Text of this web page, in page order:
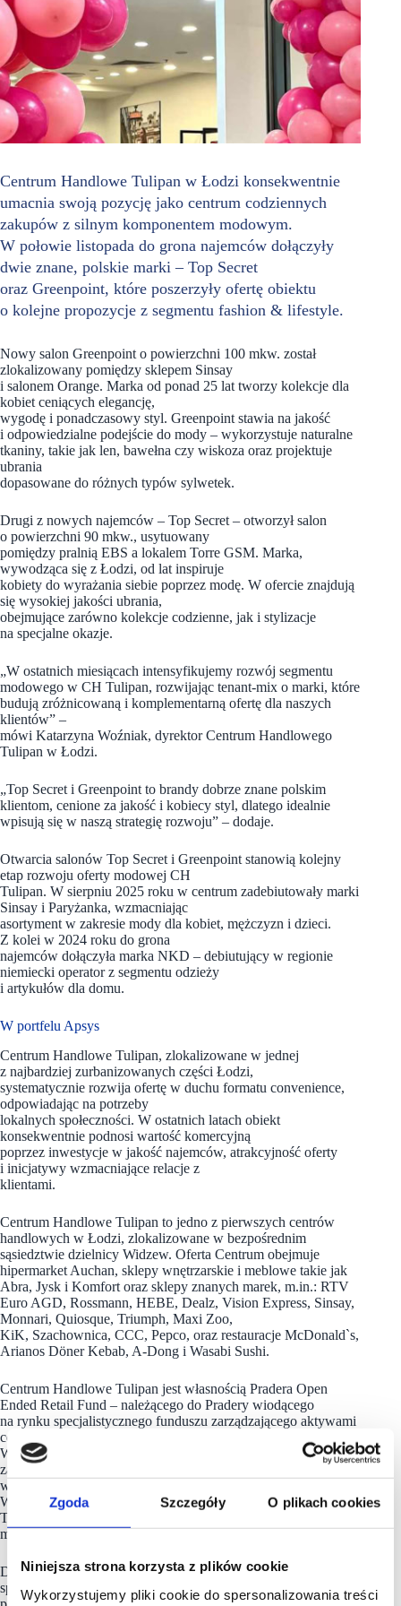
Zgoda Szczegóły O plikach cookies
Niniejsza strona korzysta z plików cookie
Wykorzystujemy pliki cookie do spersonalizowania treści
Centrum Handlowe Tulipan w Łodzi konsekwentnie
umacnia swoją pozycję jako centrum codziennych
zakupów z silnym komponentem modowym.
W połowie listopada do grona najemców dołączyły
dwie znane, polskie marki – Top Secret
oraz Greenpoint, które poszerzyły ofertę obiektu
o kolejne propozycje z segmentu fashion & lifestyle.
Nowy salon Greenpoint o powierzchni 100 mkw. został
zlokalizowany pomiędzy sklepem Sinsay
i salonem Orange. Marka od ponad 25 lat tworzy kolekcje dla
kobiet ceniących elegancję,
wygodę i ponadczasowy styl. Greenpoint stawia na jakość
i odpowiedzialne podejście do mody – wykorzystuje naturalne
tkaniny, takie jak len, bawełna czy wiskoza oraz projektuje
ubrania
dopasowane do różnych typów sylwetek.
Drugi z nowych najemców – Top Secret – otworzył salon
o powierzchni 90 mkw., usytuowany
pomiędzy pralnią EBS a lokalem Torre GSM. Marka,
wywodząca się z Łodzi, od lat inspiruje
kobiety do wyrażania siebie poprzez modę. W ofercie znajdują
się wysokiej jakości ubrania,
obejmujące zarówno kolekcje codzienne, jak i stylizacje
na specjalne okazje.
„W ostatnich miesiącach intensyfikujemy rozwój segmentu
modowego w CH Tulipan, rozwijając tenant-mix o marki, które
budują zróżnicowaną i komplementarną ofertę dla naszych
klientów” –
mówi Katarzyna Woźniak, dyrektor Centrum Handlowego
Tulipan w Łodzi.
„Top Secret i Greenpoint to brandy dobrze znane polskim
klientom, cenione za jakość i kobiecy styl, dlatego idealnie
wpisują się w naszą strategię rozwoju” – dodaje.
Otwarcia salonów Top Secret i Greenpoint stanowią kolejny
etap rozwoju oferty modowej CH
Tulipan. W sierpniu 2025 roku w centrum zadebiutowały marki
Sinsay i Paryżanka, wzmacniając
asortyment w zakresie mody dla kobiet, mężczyzn i dzieci.
Z kolei w 2024 roku do grona
najemców dołączyła marka NKD – debiutujący w regionie
niemiecki operator z segmentu odzieży
i artykułów dla domu.
W portfelu Apsys
Centrum Handlowe Tulipan, zlokalizowane w jednej
z najbardziej zurbanizowanych części Łodzi,
systematycznie rozwija ofertę w duchu formatu convenience,
odpowiadając na potrzeby
lokalnych społeczności. W ostatnich latach obiekt
konsekwentnie podnosi wartość komercyjną
poprzez inwestycje w jakość najemców, atrakcyjność oferty
i inicjatywy wzmacniające relacje z
klientami.
Centrum Handlowe Tulipan to jedno z pierwszych centrów
handlowych w Łodzi, zlokalizowane w bezpośrednim
sąsiedztwie dzielnicy Widzew. Oferta Centrum obejmuje
hipermarket Auchan, sklepy wnętrzarskie i meblowe takie jak
Abra, Jysk i Komfort oraz sklepy znanych marek, m.in.: RTV
Euro AGD, Rossmann, HEBE, Dealz, Vision Express, Sinsay,
Monnari, Quiosque, Triumph, Maxi Zoo,
KiK, Szachownica, CCC, Pepco, oraz restauracje McDonald`s,
Arianos Döner Kebab, A-Dong i Wasabi Sushi.
Centrum Handlowe Tulipan jest własnością Pradera Open
Ended Retail Fund – należącego do Pradery wiodącego
na rynku specjalistycznego funduszu zarządzającego aktywami
centrów handlowych i parków handlowych w całej Europie,
Wielkiej Brytanii i na Bliskim Wschodzie. Pradera została
założona w 2000 r. i posiada portfel o wartości 3,4 mld euro
w Wielkiej Brytanii, Hiszpanii,
Włoszech, Niemczech, Polsce, Francji, Czechach, Grecji,
Turcji i od niedawna w Abu Zabi, o łącznej powierzchni 1,6
mln metrów kwadratowych GLA i ponad 2 500 sklepów.
Drugim właścicielemCentrum Handlowego Tulipan
spółka Star Capital Finance – ekspert w zakresie finansowania